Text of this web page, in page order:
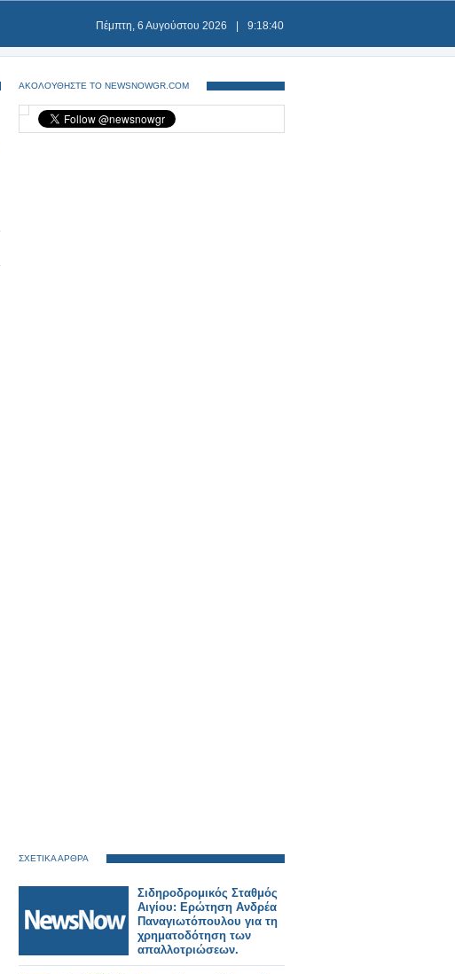
Πέμπτη, 6 Αυγούστου 2026 9:18:41
ΑΚΟΛΟΥΘΗΣΤΕ ΤΟ NEWSNOWGR.COM
ΣΧΕΤΙΚΑ ΑΡΘΡΑ
Σιδηροδρομικός Σταθμός
Αιγίου: Ερώτηση Ανδρέα
Παναγιωτόπουλου για τη
χρηματοδότηση των
απαλλοτριώσεων.